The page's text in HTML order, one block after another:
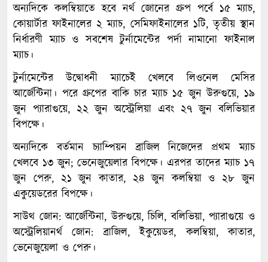
অন্যদিকে কলম্বিয়াতে হবে নর্থ জোনের গ্রুপ পর্বে ১৫ ম্যাচ,
কোয়ার্টার ফাইনালের ২ ম্যাচ, সেমিফাইনালের ১টি, তৃতীয় স্থান
নির্ধারণী ম্যাচ ও সবশেষ টুর্নামেন্টের পর্দা নামানো ফাইনাল
ম্যাচ।
টুর্নামেন্টের উদ্বোধনী ম্যাচেই খেলবে লিওনেল মেসির
আর্জেন্টিনা। পরে গ্রুপের বাকি চার ম্যাচ ১৫ জুন উরুগুয়ে, ১৯
জুন প্যারাগুয়ে, ২২ জুন অস্ট্রেলিয়া এবং ২৭ জুন বলিভিয়ার
বিপক্ষে।
অন্যদিকে বর্তমান চ্যাম্পিয়ন ব্রাজিল নিজেদের প্রথম ম্যাচ
খেলবে ১৩ জুন; ভেনেজুয়েলার বিপক্ষে। এরপর তাদের ম্যাচ ১৭
জুন পেরু, ২১ জুন কাতার, ২৪ জুন কলম্বিয়া ও ২৮ জুন
একুয়েডরের বিপক্ষে।
সাউথ জোন: আর্জেন্টিনা, উরুগুয়ে, চিলি, বলিভিয়া, প্যারাগুয়ে ও
অস্ট্রেলিয়ানর্থ জোন: ব্রাজিল, ইকুয়েডর, কলম্বিয়া, কাতার,
ভেনেজুয়েলা ও পেরু।